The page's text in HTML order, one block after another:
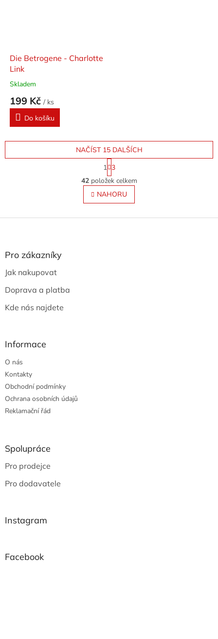
Die Betrogene - Charlotte
Link
Skladem
199 Kč / ks
Do košíku
O
v
l
á
NAČÍST 15 DALŠÍCH
S
t
r
á
n
k
v
1 3
42položek celkem
NAHORU
Z
Pro zákazníky
Jak nakupovat
Doprava a platba
Kde nás najdete
Informace
O nás
Kontakty
Obchodní podmínky
Ochrana osobních údajů
Reklamační řád
Spolupráce
Pro prodejce
Pro dodavatele
Instagram
Facebook